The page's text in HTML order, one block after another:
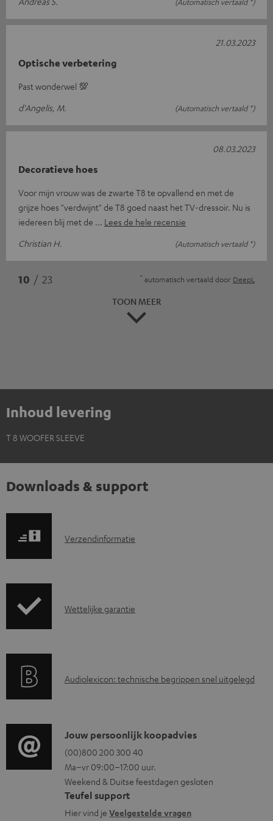
Optische verbetering
Past wonderwel 💯
d'Angelis, M.
(Automatisch vertaald *)
21.03.2023
Decoratieve hoes
Voor mijn vrouw was de zwarte T8 te opvallend en met de
grijze hoes "verdwijnt" de T8 goed naast het TV-dressoir. Nu is
iedereen blij met de
Lees de hele recensie
Christian H.
(Automatisch vertaald *)
08.03.2023
10 / 23 * automatisch vertaald door DeepL
TOON MEER
Inhoud levering
T 8 WOOFER SLEEVE
Downloads & support
V
e
n
r
m
a
t
i
Verzendinformatie
G
n
e
i
n
f
o
Wettelijke garantie
A
i
o
g
l
o
Audiolexicon: technische begrippen snel uitgelegd
C
o
n
t
a
Jouw persoonlijk koopadvies
(00)800 200 300 40
Ma–vr 09:00–17:00 uur.
Weekend & Duitse feestdagen gesloten
Teufel support
Hier vind je Veelgestelde vragen